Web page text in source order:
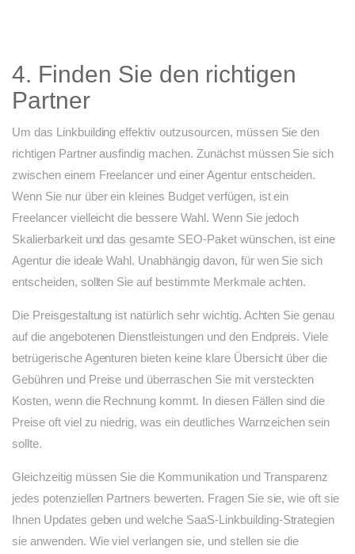
4. Finden Sie den richtigen
Partner
Um das Linkbuilding effektiv outzusourcen, müssen Sie den
richtigen Partner ausfindig machen. Zunächst müssen Sie sich
zwischen einem Freelancer und einer Agentur entscheiden.
Wenn Sie nur über ein kleines Budget verfügen, ist ein
Freelancer vielleicht die bessere Wahl. Wenn Sie jedoch
Skalierbarkeit und das gesamte SEO-Paket wünschen, ist eine
Agentur die ideale Wahl. Unabhängig davon, für wen Sie sich
entscheiden, sollten Sie auf bestimmte Merkmale achten.
Die Preisgestaltung ist natürlich sehr wichtig. Achten Sie genau
auf die angebotenen Dienstleistungen und den Endpreis. Viele
betrügerische Agenturen bieten keine klare Übersicht über die
Gebühren und Preise und überraschen Sie mit versteckten
Kosten, wenn die Rechnung kommt. In diesen Fällen sind die
Preise oft viel zu niedrig, was ein deutliches Warnzeichen sein
sollte.
Gleichzeitig müssen Sie die Kommunikation und Transparenz
jedes potenziellen Partners bewerten. Fragen Sie sie, wie oft sie
Ihnen Updates geben und welche SaaS-Linkbuilding-Strategien
sie anwenden. Wie viel verlangen sie, und stellen sie die